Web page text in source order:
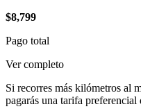
$8,799
Pago total
Ver completo
Si recorres más kilómetros al
pagarás una tarifa preferencial